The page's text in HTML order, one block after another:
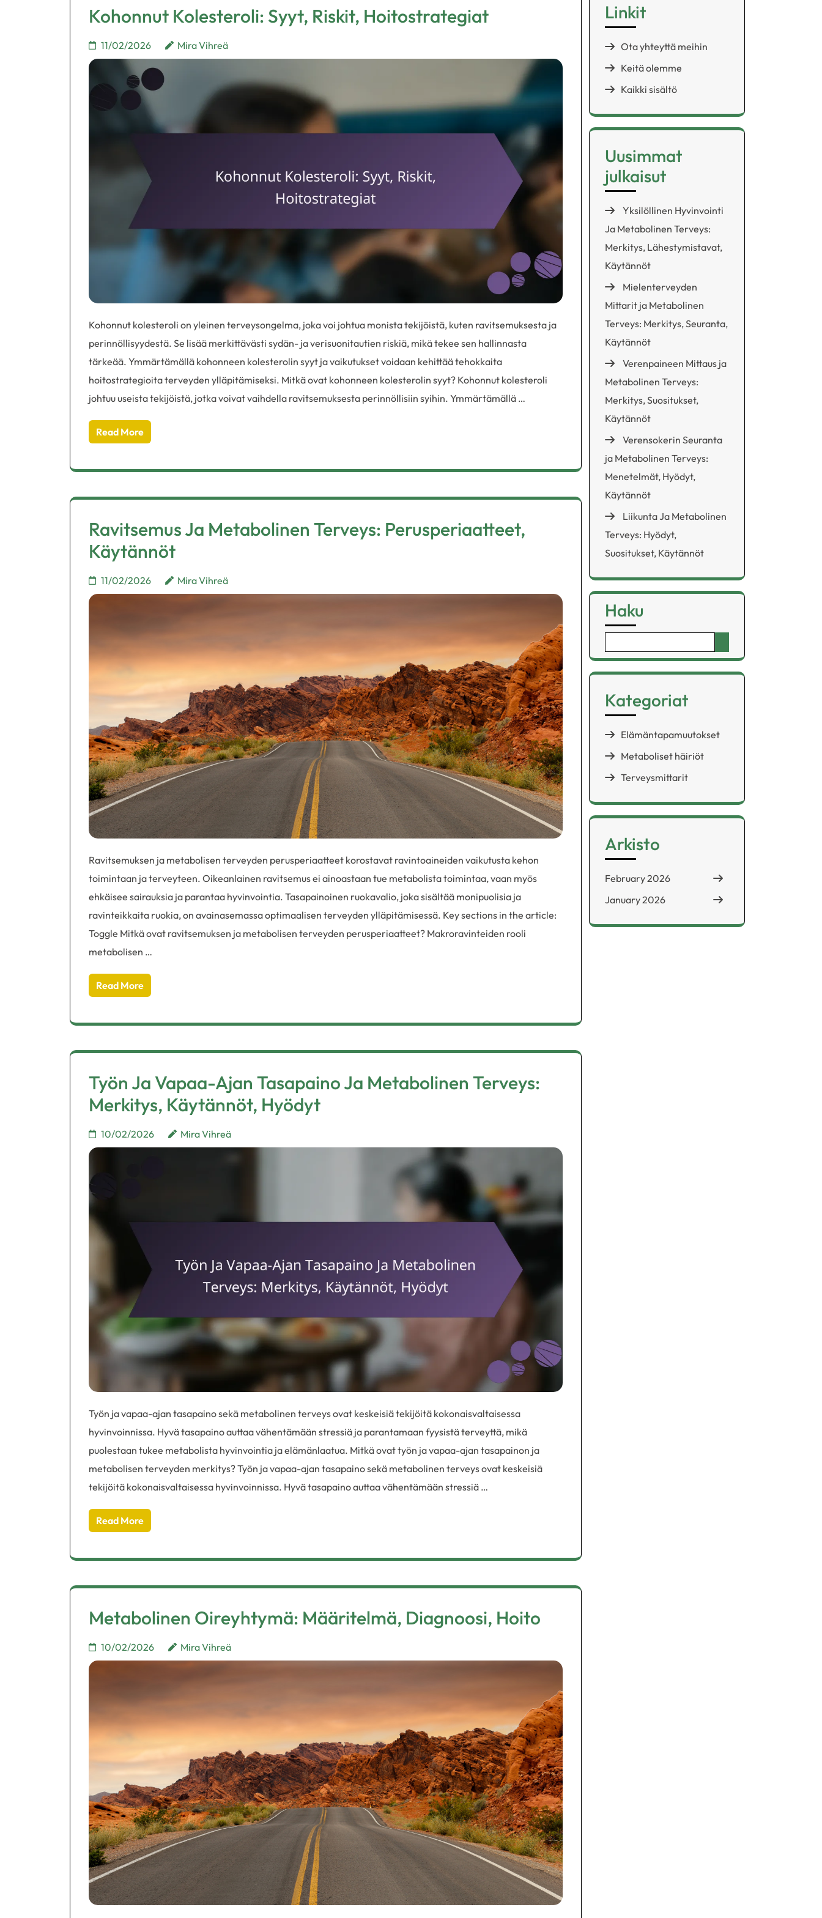
Kohonnut Kolesteroli: Syyt, Riskit, Hoitostrategiat
11/02/2026 Mira Vihreä
Kohonnut kolesteroli on yleinen terveysongelma, joka voi johtua monista tekijöistä, kuten ravitsemuksesta ja
perinnöllisyydestä. Se lisää merkittävästi sydän- ja verisuonitautien riskiä, mikä tekee sen hallinnasta
tärkeää. Ymmärtämällä kohonneen kolesterolin syyt ja vaikutukset voidaan kehittää tehokkaita
hoitostrategioita terveyden ylläpitämiseksi. Mitkä ovat kohonneen kolesterolin syyt? Kohonnut kolesteroli
johtuu useista tekijöistä, jotka voivat vaihdella ravitsemuksesta perinnöllisiin syihin. Ymmärtämällä …
Read More
Ravitsemus Ja Metabolinen Terveys: Perusperiaatteet,
Käytännöt
11/02/2026 Mira Vihreä
Ravitsemuksen ja metabolisen terveyden perusperiaatteet korostavat ravintoaineiden vaikutusta kehon
toimintaan ja terveyteen. Oikeanlainen ravitsemus ei ainoastaan tue metabolista toimintaa, vaan myös
ehkäisee sairauksia ja parantaa hyvinvointia. Tasapainoinen ruokavalio, joka sisältää monipuolisia ja
ravinteikkaita ruokia, on avainasemassa optimaalisen terveyden ylläpitämisessä. Key sections in the article:
Toggle Mitkä ovat ravitsemuksen ja metabolisen terveyden perusperiaatteet? Makroravinteiden rooli
metabolisen …
Read More
Työn Ja Vapaa-Ajan Tasapaino Ja Metabolinen Terveys:
Merkitys, Käytännöt, Hyödyt
10/02/2026 Mira Vihreä
Työn ja vapaa-ajan tasapaino sekä metabolinen terveys ovat keskeisiä tekijöitä kokonaisvaltaisessa
hyvinvoinnissa. Hyvä tasapaino auttaa vähentämään stressiä ja parantamaan fyysistä terveyttä, mikä
puolestaan tukee metabolista hyvinvointia ja elämänlaatua. Mitkä ovat työn ja vapaa-ajan tasapainon ja
metabolisen terveyden merkitys? Työn ja vapaa-ajan tasapaino sekä metabolinen terveys ovat keskeisiä
tekijöitä kokonaisvaltaisessa hyvinvoinnissa. Hyvä tasapaino auttaa vähentämään stressiä …
Read More
Metabolinen Oireyhtymä: Määritelmä, Diagnoosi, Hoito
10/02/2026 Mira Vihreä
Linkit
Ota yhteyttä meihin
Keitä olemme
Kaikki sisältö
Uusimmat
julkaisut
Yksilöllinen Hyvinvointi
Ja Metabolinen Terveys:
Merkitys, Lähestymistavat,
Käytännöt
Mielenterveyden
Mittarit ja Metabolinen
Terveys: Merkitys, Seuranta,
Käytännöt
Verenpaineen Mittaus ja
Metabolinen Terveys:
Merkitys, Suositukset,
Käytännöt
Verensokerin Seuranta
ja Metabolinen Terveys:
Menetelmät, Hyödyt,
Käytännöt
Liikunta Ja Metabolinen
Terveys: Hyödyt,
Suositukset, Käytännöt
Haku
for:
Kategoriat
Elämäntapamuutokset
Metaboliset häiriöt
Terveysmittarit
Arkisto
February 2026
January 2026